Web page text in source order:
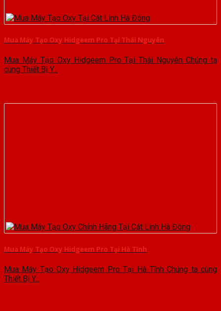
Mua Máy Tạo Oxy Hidgeem Pro Tại Thái Nguyên
Mua Máy Tạo Oxy Hidgeem Pro Tại Thái Nguyên Chúng ta
cùng Thiết Bị Y...
Mua Máy Tạo Oxy Hidgeem Pro Tại Hà Tĩnh
Mua Máy Tạo Oxy Hidgeem Pro Tại Hà Tĩnh Chúng ta cùng
Thiết Bị Y...